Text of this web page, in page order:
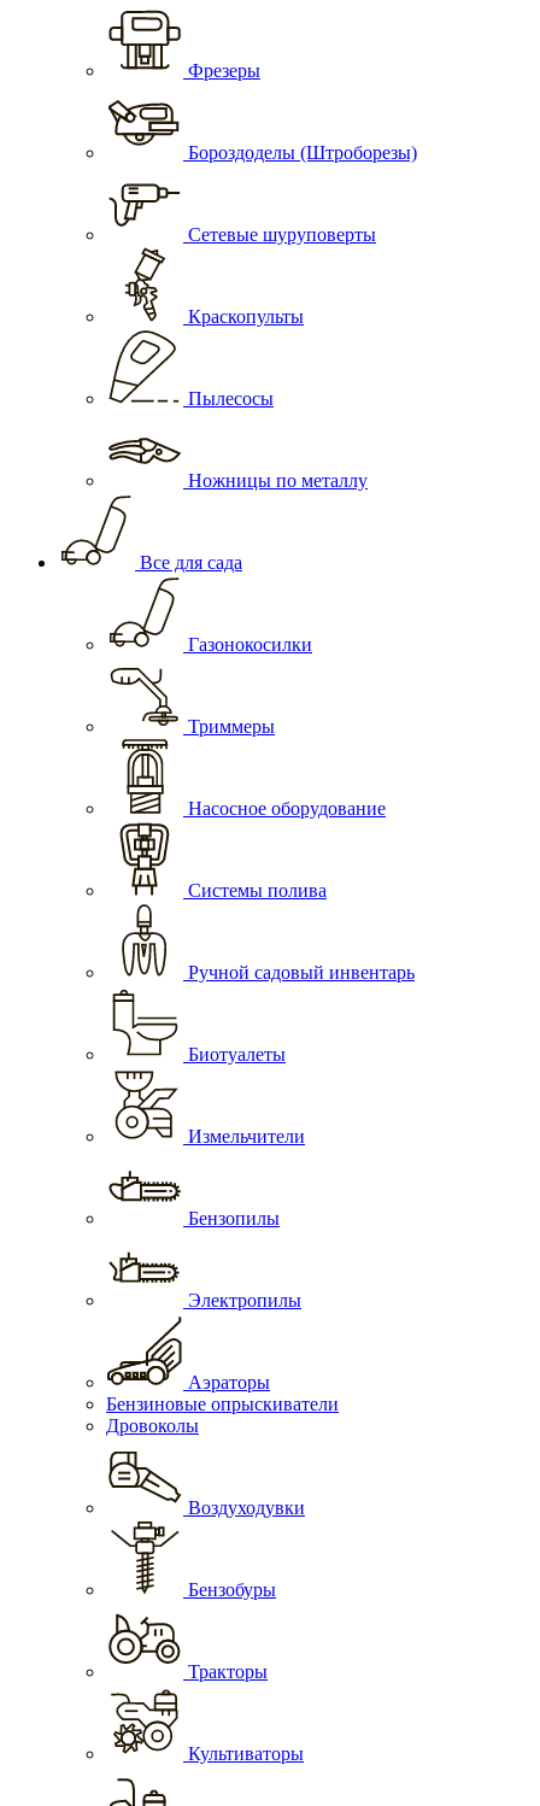
Фрезеры
Бороздоделы (Штроборезы)
Сетевые шуруповерты
Краскопульты
Пылесосы
Ножницы по металлу
Все для сада
Газонокосилки
Триммеры
Насосное оборудование
Системы полива
Ручной садовый инвентарь
Биотуалеты
Измельчители
Бензопилы
Электропилы
Аэраторы
Бензиновые опрыскиватели
Дровоколы
Воздуходувки
Бензобуры
Тракторы
Культиваторы